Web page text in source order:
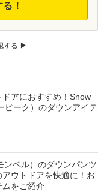
！
する ▶︎
アにおすすめ！Snow
ピーク）のダウンアイテ
ンベル）のダウンパンツ
アウトドアを快適に！お
をご紹介